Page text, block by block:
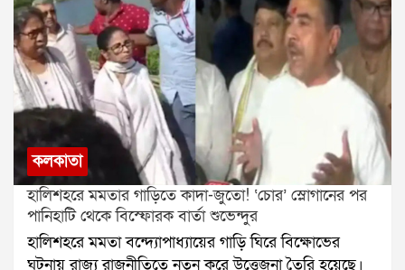
কলকাতা
হালিশহরে মমতার গাড়িতে কাদা-জুতো! ‘চোর’ স্লোগানের পর
পানিহাটি থেকে বিস্ফোরক বার্তা শুভেন্দুর
হালিশহরে মমতা বন্দ্যোপাধ্যায়ের গাড়ি ঘিরে বিক্ষোভের
ঘটনায় রাজ্য রাজনীতিতে নতুন করে উত্তেজনা তৈরি হয়েছে।